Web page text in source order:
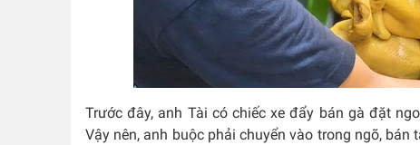
Trước đây, anh Tài có chiếc xe đẩy bán gà đặt
Vậy nên, anh buộc phải chuyển vào trong ngõ,